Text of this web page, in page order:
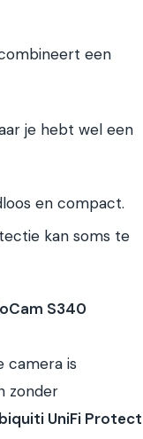
een
je hebt wel een
en compact.
kan soms te
S340
camera is
zonder
UniFi Protect